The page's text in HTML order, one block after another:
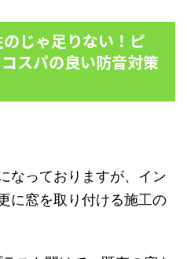
じゃ足りない！ピ
スパの良い防音対策
なっておりますが、イン
に窓を取り付ける施工の